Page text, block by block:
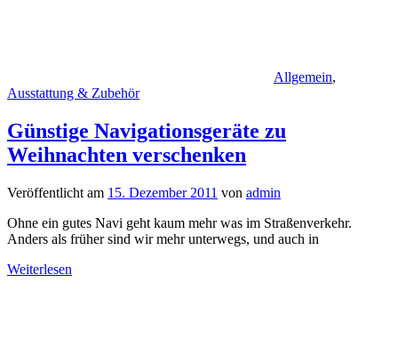
Allgemein,
Ausstattung & Zubehör
Günstige Navigationsgeräte zu
Weihnachten verschenken
Veröffentlicht am 15. Dezember 2011 von admin
Ohne ein gutes Navi geht kaum mehr was im Straßenverkehr.
Anders als früher sind wir mehr unterwegs, und auch in
Weiterlesen